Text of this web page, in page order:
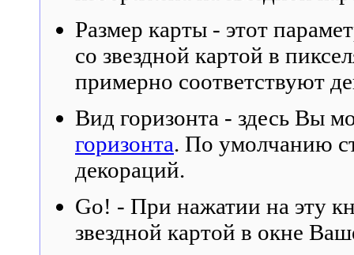
Размер карты - этот
со звездной картой в
примерно соответствуют
Вид горизонта - здесь Вы
горизонта. По умолчанию
декораций.
Go! - При нажатии на эту
звездной картой в окне